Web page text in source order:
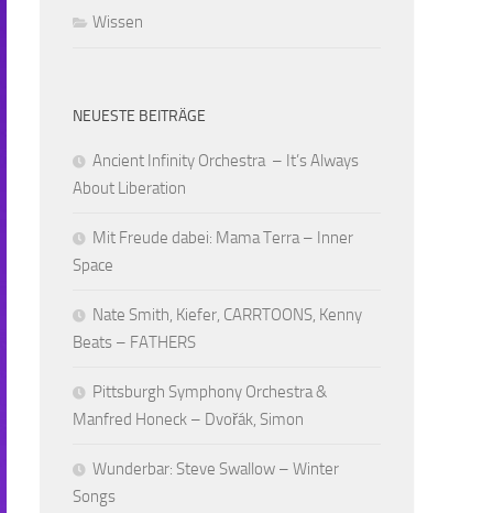
Wissen
NEUESTE BEITRÄGE
Ancient Infinity Orchestra – It’s Always
About Liberation
Mit Freude dabei: Mama Terra – Inner
Space
Nate Smith, Kiefer, CARRTOONS, Kenny
Beats – FATHERS
Pittsburgh Symphony Orchestra &
Manfred Honeck – Dvořák, Simon
Wunderbar: Steve Swallow – Winter
Songs